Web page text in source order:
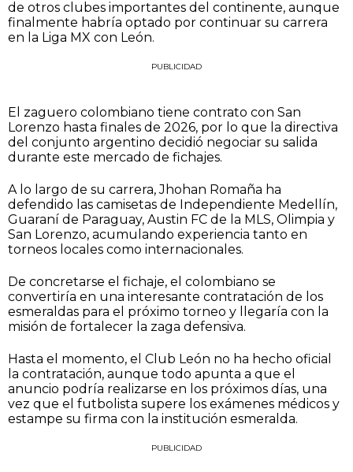
de otros clubes importantes del continente, aunque
finalmente habría optado por continuar su carrera
en la Liga MX con León.
PUBLICIDAD
El zaguero colombiano tiene contrato con San
Lorenzo hasta finales de 2026, por lo que la directiva
del conjunto argentino decidió negociar su salida
durante este mercado de fichajes.
A lo largo de su carrera, Jhohan Romaña ha
defendido las camisetas de Independiente Medellín,
Guaraní de Paraguay, Austin FC de la MLS, Olimpia y
San Lorenzo, acumulando experiencia tanto en
torneos locales como internacionales.
De concretarse el fichaje, el colombiano se
convertiría en una interesante contratación de los
esmeraldas para el próximo torneo y llegaría con la
misión de fortalecer la zaga defensiva.
Hasta el momento, el Club León no ha hecho oficial
la contratación, aunque todo apunta a que el
anuncio podría realizarse en los próximos días, una
vez que el futbolista supere los exámenes médicos y
estampe su firma con la institución esmeralda.
PUBLICIDAD